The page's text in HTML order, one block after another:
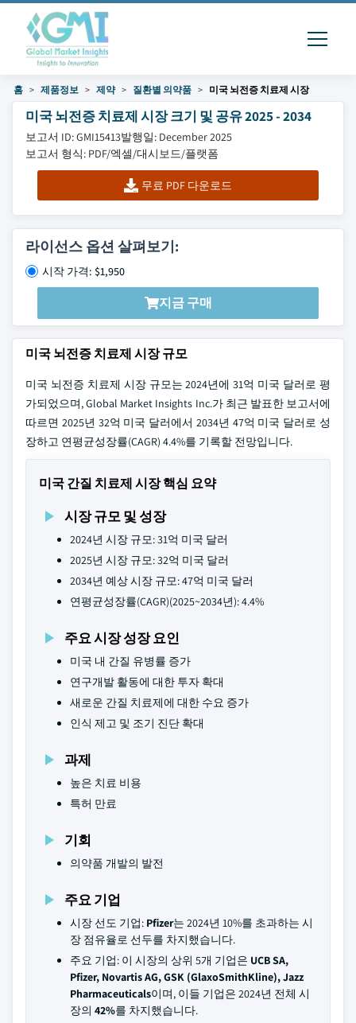
홈 제품정보 제약 질환별 의약품 미국 뇌전증 치료제 시장
미국 뇌전증 치료제 시장 크기 및 공유 2025 - 2034
보고서 ID: GMI15413발행일: December 2025
보고서 형식: PDF/엑셀/대시보드/플랫폼
무료 PDF 다운로드
라이선스 옵션 살펴보기:
시작 가격: $1,950
지금 구매
미국 뇌전증 치료제 시장 규모
미국 뇌전증 치료제 시장 규모는 2024년에 31억 미국 달러로 평
가되었으며, Global Market Insights Inc.가 최근 발표한 보고서에
따르면 2025년 32억 미국 달러에서 2034년 47억 미국 달러로 성
장하고 연평균성장률(CAGR) 4.4%를 기록할 전망입니다.
미국 간질 치료제 시장 핵심 요약
시장 규모 및 성장
2024년 시장 규모: 31억 미국 달러
2025년 시장 규모: 32억 미국 달러
2034년 예상 시장 규모: 47억 미국 달러
연평균성장률(CAGR)(2025~2034년): 4.4%
주요 시장 성장 요인
미국 내 간질 유병률 증가
연구개발 활동에 대한 투자 확대
새로운 간질 치료제에 대한 수요 증가
인식 제고 및 조기 진단 확대
과제
높은 치료 비용
특허 만료
기회
의약품 개발의 발전
주요 기업
시장 선도 기업: Pfizer는 2024년 10%를 초과하는 시
장 점유율로 선두를 차지했습니다.
주요 기업: 이 시장의 상위 5개 기업은 UCB SA,
Pfizer, Novartis AG, GSK (GlaxoSmithKline), Jazz
Pharmaceuticals이며, 이들 기업은 2024년 전체 시
장의 42%를 차지했습니다.